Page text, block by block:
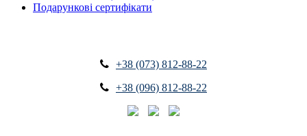
Подарункові сертифікати
+38 (073) 812-88-22
+38 (096) 812-88-22